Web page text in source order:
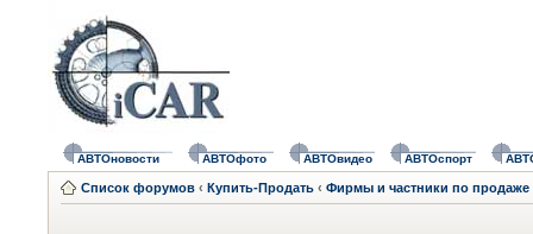
АВТОновости АВТОфото АВТОвидео АВТОспорт
Список форумов ‹ Купить-Продать ‹ Фирмы и частники по продаже